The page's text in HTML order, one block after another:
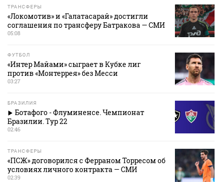
ТРАНСФЕРЫ
«Локомотив» и «Галатасарай» достигли
соглашения по трансферу Батракова — СМИ
05:08
ФУТБОЛ
«Интер Майами» сыграет в Кубке лиг
против «Монтеррея» без Месси
03:27
БРАЗИЛИЯ
Ботафого - Флуминенсе. Чемпионат
Бразилии. Тур 22
02:46
ТРАНСФЕРЫ
«ПСЖ» договорился с Ферраном Торресом об
условиях личного контракта — СМИ
02:39